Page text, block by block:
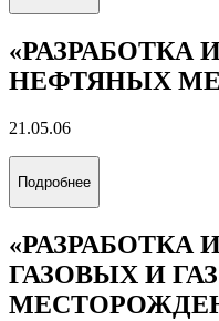
«РАЗРАБОТКА
НЕФТЯНЫХ
21.05.06
Подробнее
«РАЗРАБОТКА
ГАЗОВЫХ И